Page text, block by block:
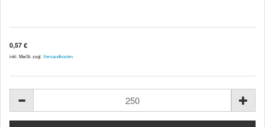
0,57 €
inkl. MwSt. zzgl. Versandkosten